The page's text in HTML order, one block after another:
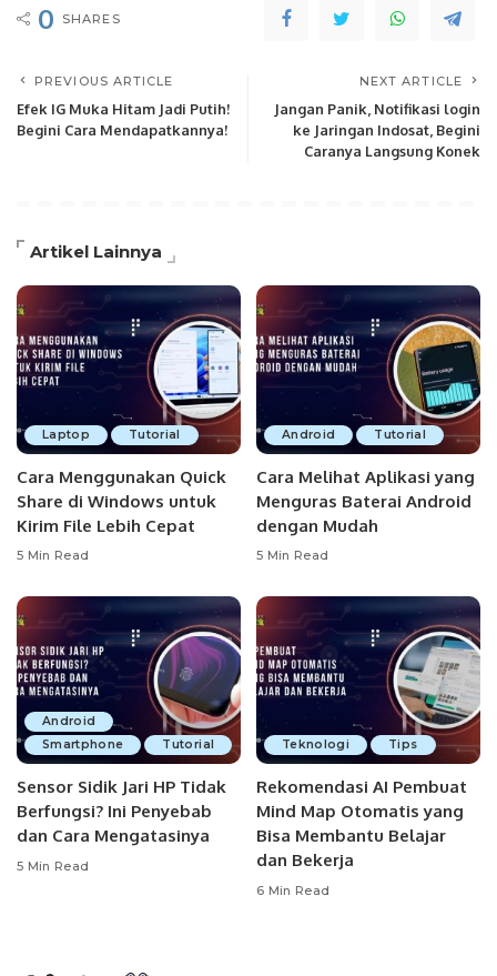
0 SHARES
PREVIOUS ARTICLE
Efek IG Muka Hitam Jadi Putih!
Begini Cara Mendapatkannya!
NEXT ARTICLE
Jangan Panik, Notifikasi login
ke Jaringan Indosat, Begini
Caranya Langsung Konek
Artikel Lainnya
Laptop Tutorial
Cara Menggunakan Quick
Share di Windows untuk
Kirim File Lebih Cepat
5 Min Read
Android Tutorial
Cara Melihat Aplikasi yang
Menguras Baterai Android
dengan Mudah
5 Min Read
Android
Smartphone
Tutorial
Sensor Sidik Jari HP Tidak
Berfungsi? Ini Penyebab
dan Cara Mengatasinya
5 Min Read
Teknologi Tips
Rekomendasi AI Pembuat
Mind Map Otomatis yang
Bisa Membantu Belajar
dan Bekerja
6 Min Read